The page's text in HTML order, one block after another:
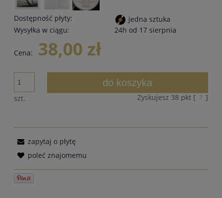
Dostępność płyty:
jedna sztuka
Wysyłka w ciągu:
24h od 17 sierpnia
Cena: 38,00 zł
szt.
do koszyka
Zyskujesz 38 pkt [ ? ]
zapytaj o płytę
poleć znajomemu